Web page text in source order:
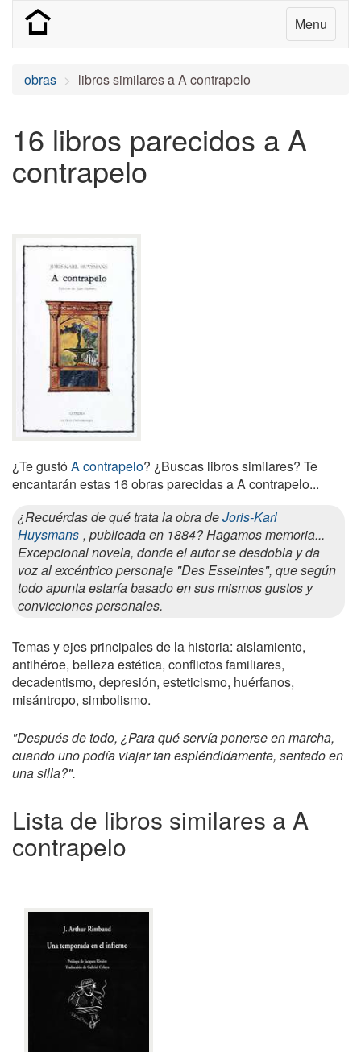
Menu
obras libros similares a A contrapelo
16 libros parecidos a A
contrapelo
¿Te gustóA contrapelo? ¿Buscas libros similares? Te
encantarán estas 16 obras parecidas a A contrapelo...
¿Recuérdas de qué trata la obra deJoris-Karl
Huysmans , publicada en 1884? Hagamos memoria...
Excepcional novela, donde el autor se desdobla y da
voz al excéntrico personaje "Des Esseintes", que según
todo apunta estaría basado en sus mismos gustos y
convicciones personales.
Temas y ejes principales de la historia: aislamiento,
antihéroe, belleza estética, conflictos familiares,
decadentismo, depresión, esteticismo, huérfanos,
misántropo, simbolismo.
"Después de todo, ¿Para qué servía ponerse en marcha,
cuando uno podía viajar tan espléndidamente, sentado en
una silla?".
Lista de libros similares a A
contrapelo